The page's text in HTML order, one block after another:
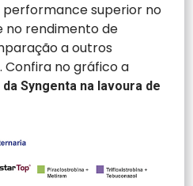
superior no
no rendimento de
a outros
no gráfico a
Syngenta na lavoura de